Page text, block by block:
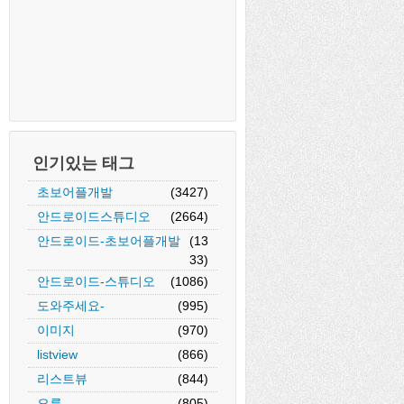
인기있는 태그
초보어플개발
(3427)
안드로이드스튜디오
(2664)
안드로이드-초보어플개발
(13
33)
안드로이드-스튜디오
(1086)
도와주세요-
(995)
이미지
(970)
listview
(866)
리스트뷰
(844)